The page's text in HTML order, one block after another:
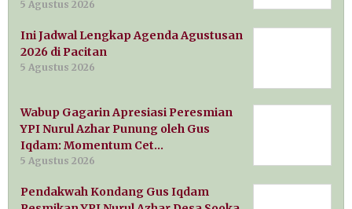
5 Agustus 2026
Ini Jadwal Lengkap Agenda Agustusan
2026 di Pacitan
5 Agustus 2026
Wabup Gagarin Apresiasi Peresmian
YPI Nurul Azhar Punung oleh Gus
Iqdam: Momentum Cet…
5 Agustus 2026
Pendakwah Kondang Gus Iqdam